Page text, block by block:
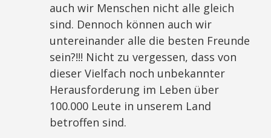
auch wir Menschen nicht alle gleich
sind. Dennoch können auch wir
untereinander alle die besten Freunde
sein?!!! Nicht zu vergessen, dass von
dieser Vielfach noch unbekannter
Herausforderung im Leben über
100.000 Leute in unserem Land
betroffen sind.